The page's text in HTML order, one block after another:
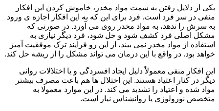
یکی از دلایل رفتن به سمت مواد مخدر، خاموش کردن این افکار
منفی در سر فرد است. فرد برای این که به این افکار اجازه ی ورود
به سرش را ندهد، به مواد مخدر روی می آورد. در صورتی که
مشکل اصلی فرد کشف شود و حل شود، فرد دیگر نیازی به
استفاده از مواد مخدر نمی بیند، از این رو فرایند ترک موفقیت آمیز
خواهد بود. در واقع با این درمان می تواند مشکل را از ریشه حل کند.
این افکار منفی معمولاً دلیل ایجاد افسردگی و یا اختلالات روانی
دیگر در کنار اعتیاد هستند. این اختلال ها هم باعث مصرف بیشتر
مواد شده و اعتیاد را تشدید می کند. در این موارد معمولا به
متخصص نورولوژی یا روانشناس نیاز است.